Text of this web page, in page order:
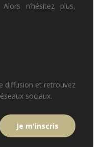
n’hésitez plus,
diffusion et retrouvez
sociaux.